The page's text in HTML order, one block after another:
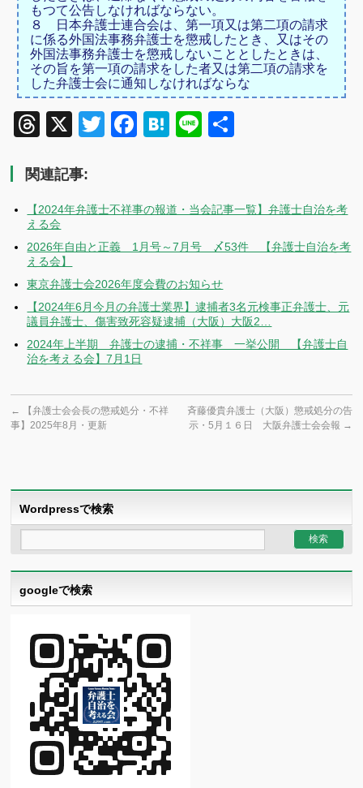
もつて公告しなければならない。
８
日本弁護士連合会は、第一項又は第二項の請求
に係る外国法事務弁護士を懲戒したとき、又はその
外国法事務弁護士を懲戒しないこととしたときは、
その旨を第一項の請求をした者又は第二項の請求を
した弁護士会に通知しなければならな
Threads
X TwitterFacebook
Hatena
Line
関連記事:
【2024年弁護士不祥事の報道・当会記事一覧】弁護士自治を考
える会
2026年自由と正義 1月号～7月号 〆53件 【弁護士自治を考
える会】
東京弁護士会2026年度会費のお知らせ
【2024年6月今月の弁護士業界】逮捕者3名元検事正弁護士、元
議員弁護士、傷害致死容疑逮捕（大阪）大阪2…
2024年上半期 弁護士の逮捕・不祥事 一挙公開 【弁護士自
治を考える会】7月1日
←
【弁護士会会長の懲戒処分・不祥
事】2025年8月・更新
斉藤優貴弁護士（大阪）懲戒処分の告
示・5月１６日 大阪弁護士会会報 →
Wordpressで検索
googleで検索